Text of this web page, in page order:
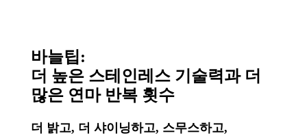
바늘팁:
더 높은 스테인레스 기술력과 더
많은 연마 반복 횟수
더 밝고, 더 샤이닝하고, 스무스하고,